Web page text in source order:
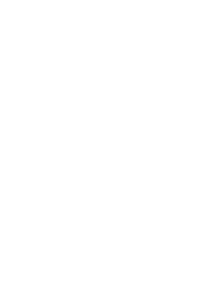
ecosistema.